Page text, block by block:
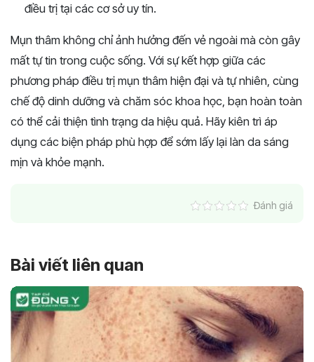
điều trị tại các cơ sở uy tín.
Mụn thâm không chỉ ảnh hưởng đến vẻ ngoài mà còn gây
mất tự tin trong cuộc sống. Với sự kết hợp giữa các
phương pháp điều trị mụn thâm hiện đại và tự nhiên, cùng
chế độ dinh dưỡng và chăm sóc khoa học, bạn hoàn toàn
có thể cải thiện tình trạng da hiệu quả. Hãy kiên trì áp
dụng các biện pháp phù hợp để sớm lấy lại làn da sáng
mịn và khỏe mạnh.
Đánh giá
Bài viết liên quan